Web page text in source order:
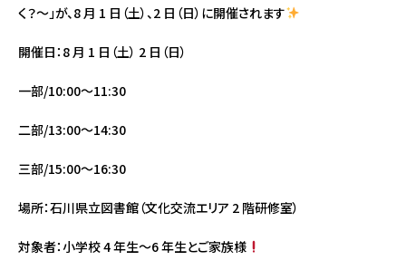
く？〜」が、8 月 1 日（土）、2 日（日）に開催されます
開催日：8 月 1 日（土） 2 日（日）
一部/10:00〜11:30
二部/13:00〜14:30
三部/15:00〜16:30
場所：石川県立図書館（文化交流エリア 2 階研修室）
対象者：小学校 4 年生〜6 年生とご家族様